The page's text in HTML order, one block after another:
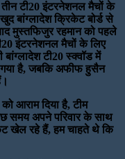
टी20 इंटरनेशनल मैचों के
बांग्लादेश क्रिकेट बोर्ड से
मुस्तफिजुर रहमान को पहले
इंटरनेशनल मैचों के लिए
टी20 स्क्वॉड में
गया है, जबकि अफीफ हुसैन
आराम दिया है, टीम
समय अपने परिवार के साथ
खेल रहे हैं, हम चाहते थे कि